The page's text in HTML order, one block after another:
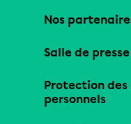
Nos
Salle de presse
Protection
personnels